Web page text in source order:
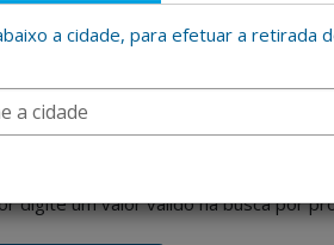
a cidade, para efetuar a retirada
digite um valor valido na busca por